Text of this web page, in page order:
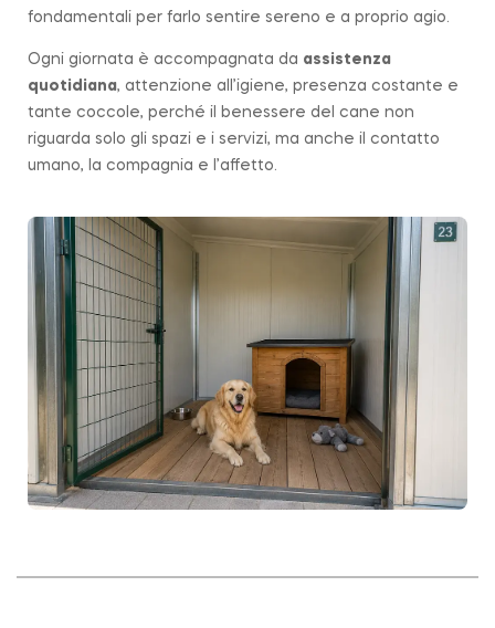
fondamentali per farlo sentire sereno e a proprio agio.
Ogni giornata è accompagnata da assistenza
quotidiana, attenzione all’igiene, presenza costante e
tante coccole, perché il benessere del cane non
riguarda solo gli spazi e i servizi, ma anche il contatto
umano, la compagnia e l’affetto.